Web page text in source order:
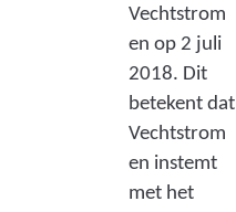
i
e
h
o
Vechtstrom
en op 2 juli
2018. Dit
betekent dat
Vechtstrom
en instemt
met het